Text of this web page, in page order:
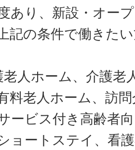
あり、新設・オー
記の条件で働きた
老人ホーム、介護老
料老人ホーム、訪
ービス付き高齢者
ョートステイ、看